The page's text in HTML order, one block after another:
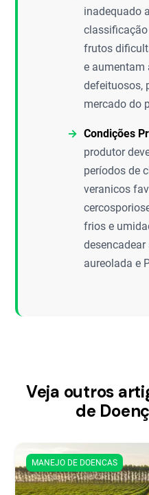
inadequado
frutos
e aumentam
defeituosos,
mercado do
Condições
produtor
períodos de
veranicos
frios e
aureolada e
Veja outros
de
MANEJO DE DOENCAS